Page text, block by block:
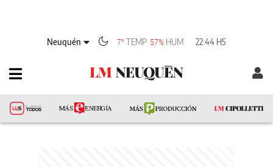
Neuquén 7°TEMP 57% HUM 22:44 HS